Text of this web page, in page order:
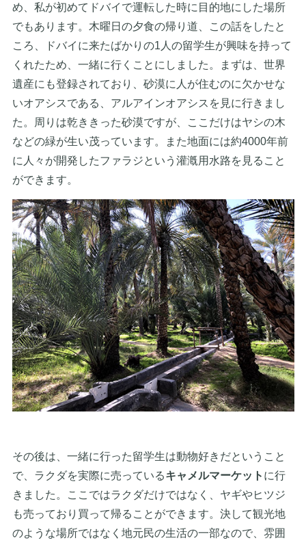
め、私が初めてドバイで運転した時に目的地にした場所
でもあります。木曜日の夕食の帰り道、この話をしたと
ころ、ドバイに来たばかりの1人の留学生が興味を持って
くれたため、一緒に行くことにしました。まずは、世界
遺産にも登録されており、砂漠に人が住むのに欠かせな
いオアシスである、アルアインオアシスを見に行きまし
た。周りは乾ききった砂漠ですが、ここだけはヤシの木
などの緑が生い茂っています。また地面には約4000年前
に人々が開発したファラジという灌漑用水路を見ること
ができます。
その後は、一緒に行った留学生は動物好きだということ
で、ラクダを実際に売っているキャメルマーケット に行
きました。ここではラクダだけではなく、ヤギやヒツジ
も売っており買って帰ることができます。決して観光地
のような場所ではなく地元民の生活の一部なので、雰囲